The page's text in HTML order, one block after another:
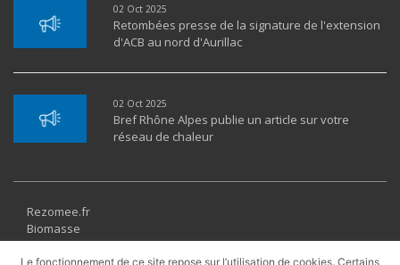
02 Oct 2025
Retombées presse de la signature de l'extension
d'ACB au nord d'Aurillac
02 Oct 2025
Bref Rhône Alpes publie un article sur votre
réseau de chaleur
Rezomee.fr
Biomasse
Géothermie
Le fonctionnement de ce site repose sur l’utilisation de cookies. Certains